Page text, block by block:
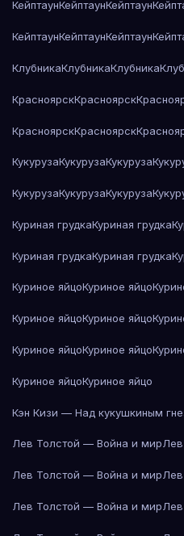
КейптаунКейптаунКейптаун
КейптаунКейптаунКейптаун
КлубникаКлубникаКлубника
КрасноярскКрасноярск
КрасноярскКрасноярск
КукурузаКукурузаКукуруза
КукурузаКукурузаКукуруза
Куриная грудкаКуриная грудка
Куриная грудкаКуриная грудка
Куриное яйцоКуриное яйцо
Куриное яйцоКуриное яйцо
Куриное яйцоКуриное яйцо
Куриное яйцоКуриное яйцо
Кэн Кизи — Над кукушкиным
Лев Толстой — Война и мир
Лев Толстой — Война и мир
Лев Толстой — Война и мир